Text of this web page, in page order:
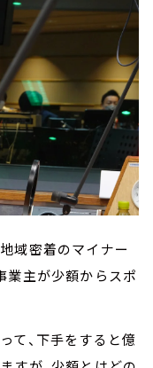
域密着のマイナー
業主が少額からスポ
、下手をすると億